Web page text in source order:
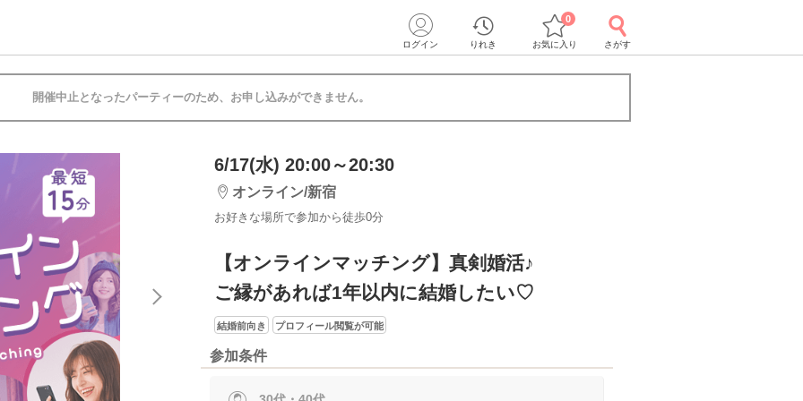
ログイン りれき お気に入り
0
さがす
開催中止となったパーティーのため、お申し込みができません。
6/17(水) 20:00～20:30
オンライン/新宿
お好きな場所で参加から徒歩0分
【オンラインマッチング】真剣婚活♪
ご縁があれば1年以内に結婚したい♡
結婚前向き プロフィール閲覧が可能
参加条件